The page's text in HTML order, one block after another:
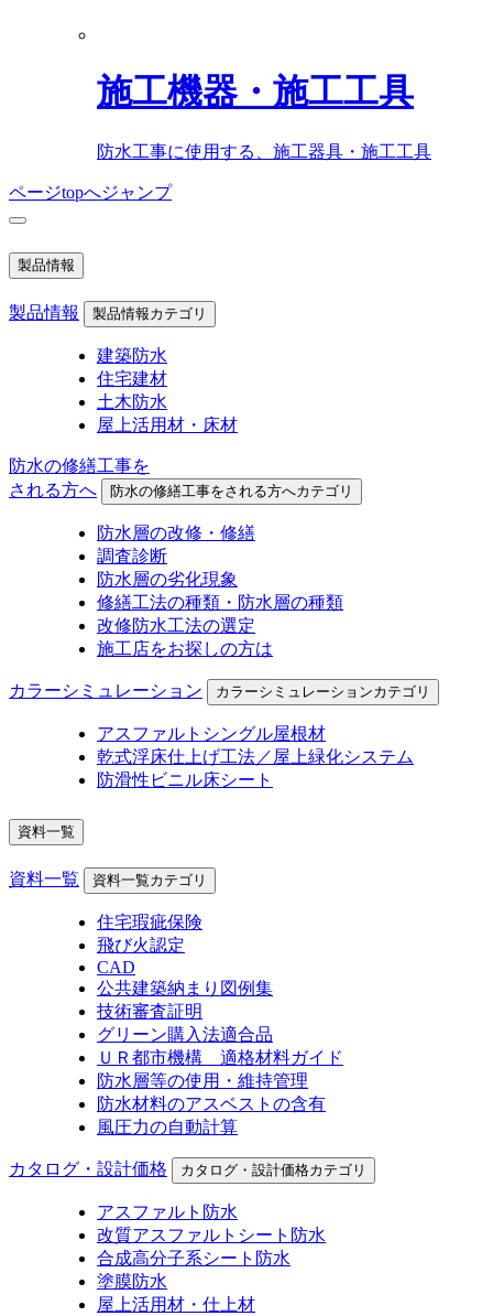
施工機器・施工工具
防水工事に使用する、施工器具・施工工具
ページtopへジャンプ
製品情報
製品情報 製品情報カテゴリ
建築防水
住宅建材
土木防水
屋上活用材・床材
防水の修繕工事を
される方へ
防水の修繕工事をされる方へカテゴリ
防水層の改修・修繕
調査診断
防水層の劣化現象
修繕工法の種類・防水層の種類
改修防水工法の選定
施工店をお探しの方は
カラーシミュレーション カラーシミュレーションカテゴリ
アスファルトシングル屋根材
乾式浮床仕上げ工法／屋上緑化システム
防滑性ビニル床シート
資料一覧
資料一覧 資料一覧カテゴリ
住宅瑕疵保険
飛び火認定
CAD
公共建築納まり図例集
技術審査証明
グリーン購入法適合品
ＵＲ都市機構 適格材料ガイド
防水層等の使用・維持管理
防水材料のアスベストの含有
風圧力の自動計算
カタログ・設計価格 カタログ・設計価格カテゴリ
アスファルト防水
改質アスファルトシート防水
合成高分子系シート防水
塗膜防水
屋上活用材・仕上材